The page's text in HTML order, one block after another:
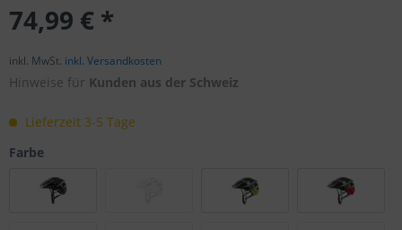
74,99 € *
inkl. MwSt. inkl. Versandkosten
Hinweise für Kunden aus der Schweiz
Lieferzeit 3-5 Tage
Farbe